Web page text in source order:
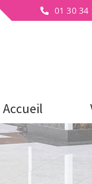
01 30 34
Accueil